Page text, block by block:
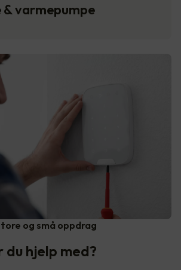
& varmepumpe
og små oppdrag
hjelp med?